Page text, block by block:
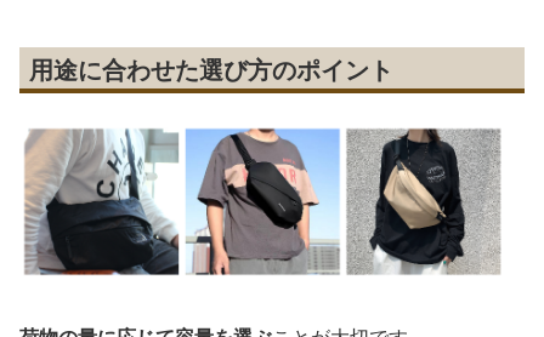
用途に合わせた選び方のポイント